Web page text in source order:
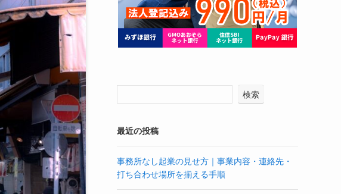
検索
最近の投稿
事務所なし起業の見せ方｜事業内容・連絡先・
打ち合わせ場所を揃える手順